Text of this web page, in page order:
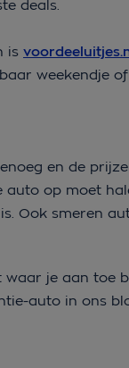
deals.
is
weekendje of
en de
op moet
Ook smeren
je aan toe
auto in ons